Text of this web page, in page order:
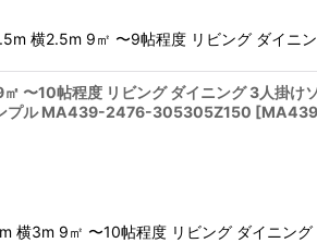
横2.5m 9㎡ 〜9帖程度 リビング ダイ
〜10帖程度 リビング ダイニング 3人掛
ンプル MA439-2476-305305Z150 [
横3m 9㎡ 〜10帖程度 リビング ダイニ